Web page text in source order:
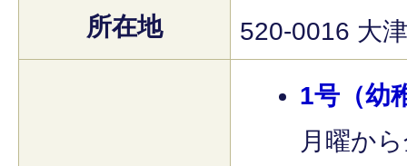
所在地 520-0016 大
1号（幼
月曜か